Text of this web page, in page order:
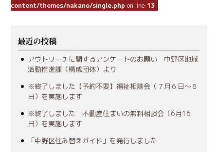
content/themes/nakano/single.php on line 13
最近の投稿
アウトリーチに関するアンケートのお願い 中野区地域
活動推進課（構成団体）より
※終了しました【予約不要】福祉相談会（７月６日～８
日）を実施します
※終了しました 不動産住まいの無料相談会（6月16
日）を実施します
「中野区住み替えガイド」を発行しました